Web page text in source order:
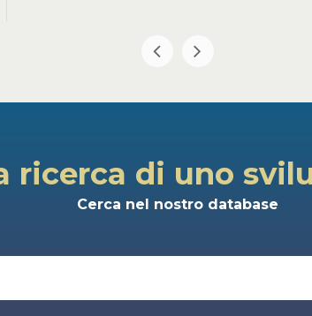
ricerca di uno
Cerca nel nostro database